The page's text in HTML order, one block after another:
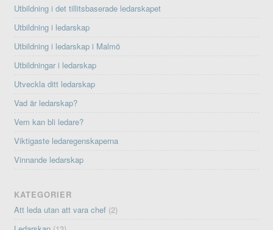
Utbildning i det tillitsbaserade ledarskapet
Utbildning i ledarskap
Utbildning i ledarskap i Malmö
Utbildningar i ledarskap
Utveckla ditt ledarskap
Vad är ledarskap?
Vem kan bli ledare?
Viktigaste ledaregenskaperna
Vinnande ledarskap
KATEGORIER
Att leda utan att vara chef (2)